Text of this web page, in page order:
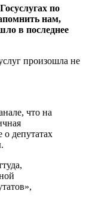
по
нам,
в последнее
произошла не
что на
депутатах